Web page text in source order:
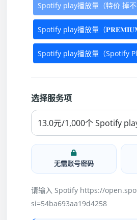
Spotify play播放量（特价 掉不
Spotify play播放量（
Spotify play播放量（Spotify
选择服务项
无需账号密码
请输入 Spotify https://
si=54ba693aa19d4258